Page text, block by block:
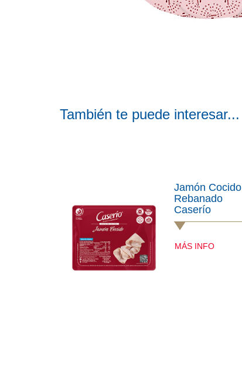
También te puede interesar...
Jamón Cocido
Rebanado
Caserío
MÁS INFO